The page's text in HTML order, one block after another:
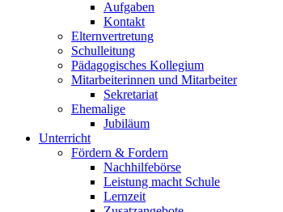
Aufgaben
Kontakt
Elternvertretung
Schulleitung
Pädagogisches Kollegium
Mitarbeiterinnen und Mitarbeiter
Sekretariat
Ehemalige
Jubiläum
Unterricht
Fördern & Fordern
Nachhilfebörse
Leistung macht Schule
Lernzeit